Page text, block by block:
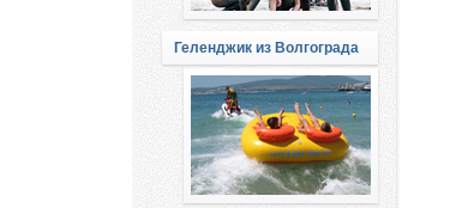
Геленджик из Волгограда